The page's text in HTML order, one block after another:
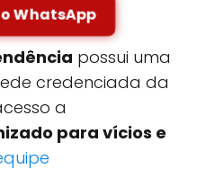
WhatsApp
possui uma
credenciada da
a
para vícios e